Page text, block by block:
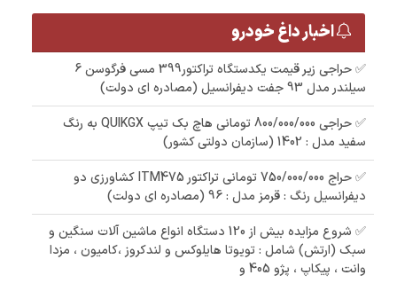
اخبار داغ خودرو
✅ حراجی زیر قیمت یکدستگاه تراکتور399 مسی فرگوسن 6
سیلندر مدل 93 جفت دیفرانسیل (مصادره ای دولت)
✅ حراجی 800/000/000 تومانی ھاچ بک تیپ QUIKGX به رنگ
سفید مدل : 1402 (سازمان دولتی کشور)
✅ حراج 750/000/000 تومانی تراکتور ITM475 کشاورزی دو
دیفرانسیل رنگ : قرمز مدل : 96 (مصادره ای دولت)
✅ شروع مزایده بیش از 120 دستگاه انواع ماشین آلات سنگین و
سبک (ارتش) شامل : تویوتا هایلوکس و لندکروز ،کامیون ، مزدا
وانت ، پیکاپ ، پژو 405 و